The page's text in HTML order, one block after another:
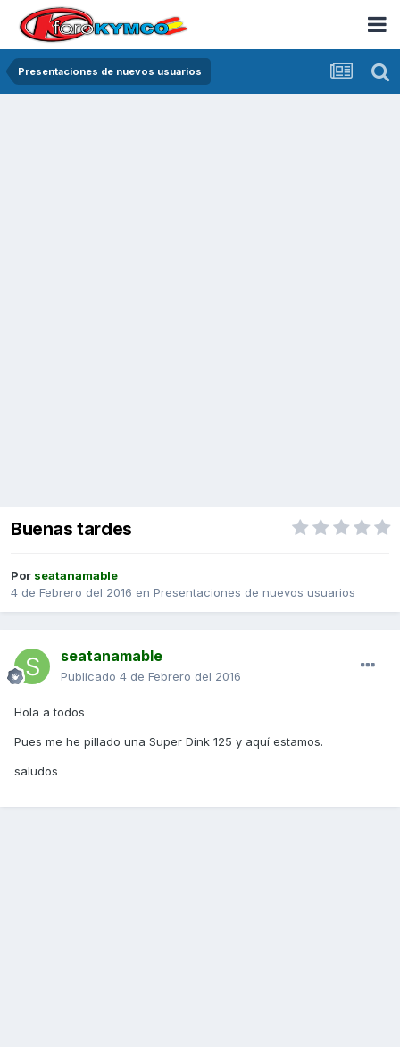
Presentaciones de nuevos usuarios
Buenas tardes
Por seatanamable
4 de Febrero del 2016 en Presentaciones de nuevos usuarios
seatanamable
Publicado 4 de Febrero del 2016
Hola a todos
Pues me he pillado una Super Dink 125 y aquí estamos.
saludos